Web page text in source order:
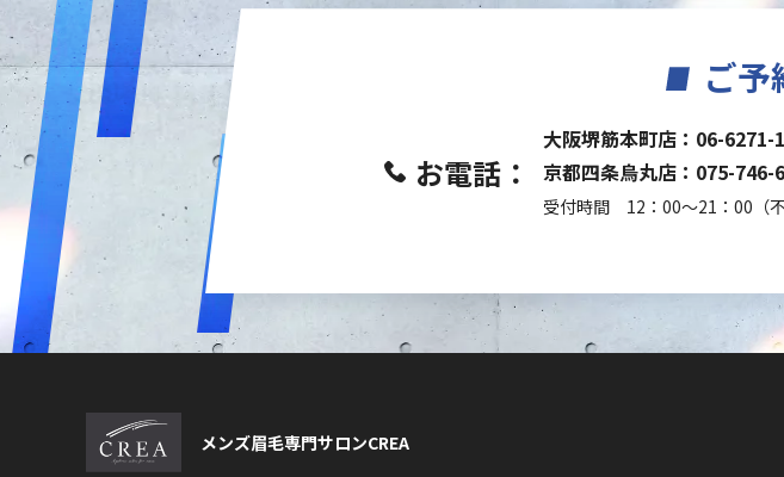
ご予
お電話：
大阪堺筋本町店：06-6271-
京都四条烏丸店：075-746-
受付時間 12：00～21：00（不
メンズ眉毛専門サロンCREA